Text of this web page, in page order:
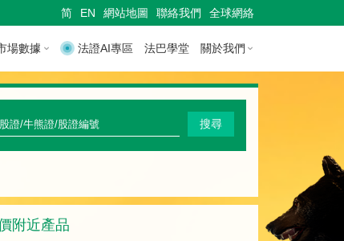
简 EN 網站地圖 聯絡我們 全球網絡
場數據 法證AI專區 法巴學堂 關於我們
搜尋
附近產品